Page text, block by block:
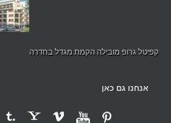
קפיטל גרופ מובילה הקמת מגדל בחדרה
אנחנו גם כאן